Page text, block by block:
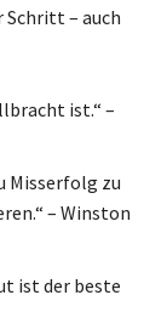
Schritt – auch
ist.“ –
Misserfolg zu
– Winston
ist der beste